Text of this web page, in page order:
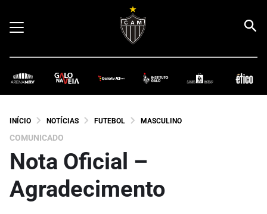
INÍCIO NOTÍCIAS FUTEBOL MASCULINO
COMUNICADO
Nota Oficial –
Agradecimento